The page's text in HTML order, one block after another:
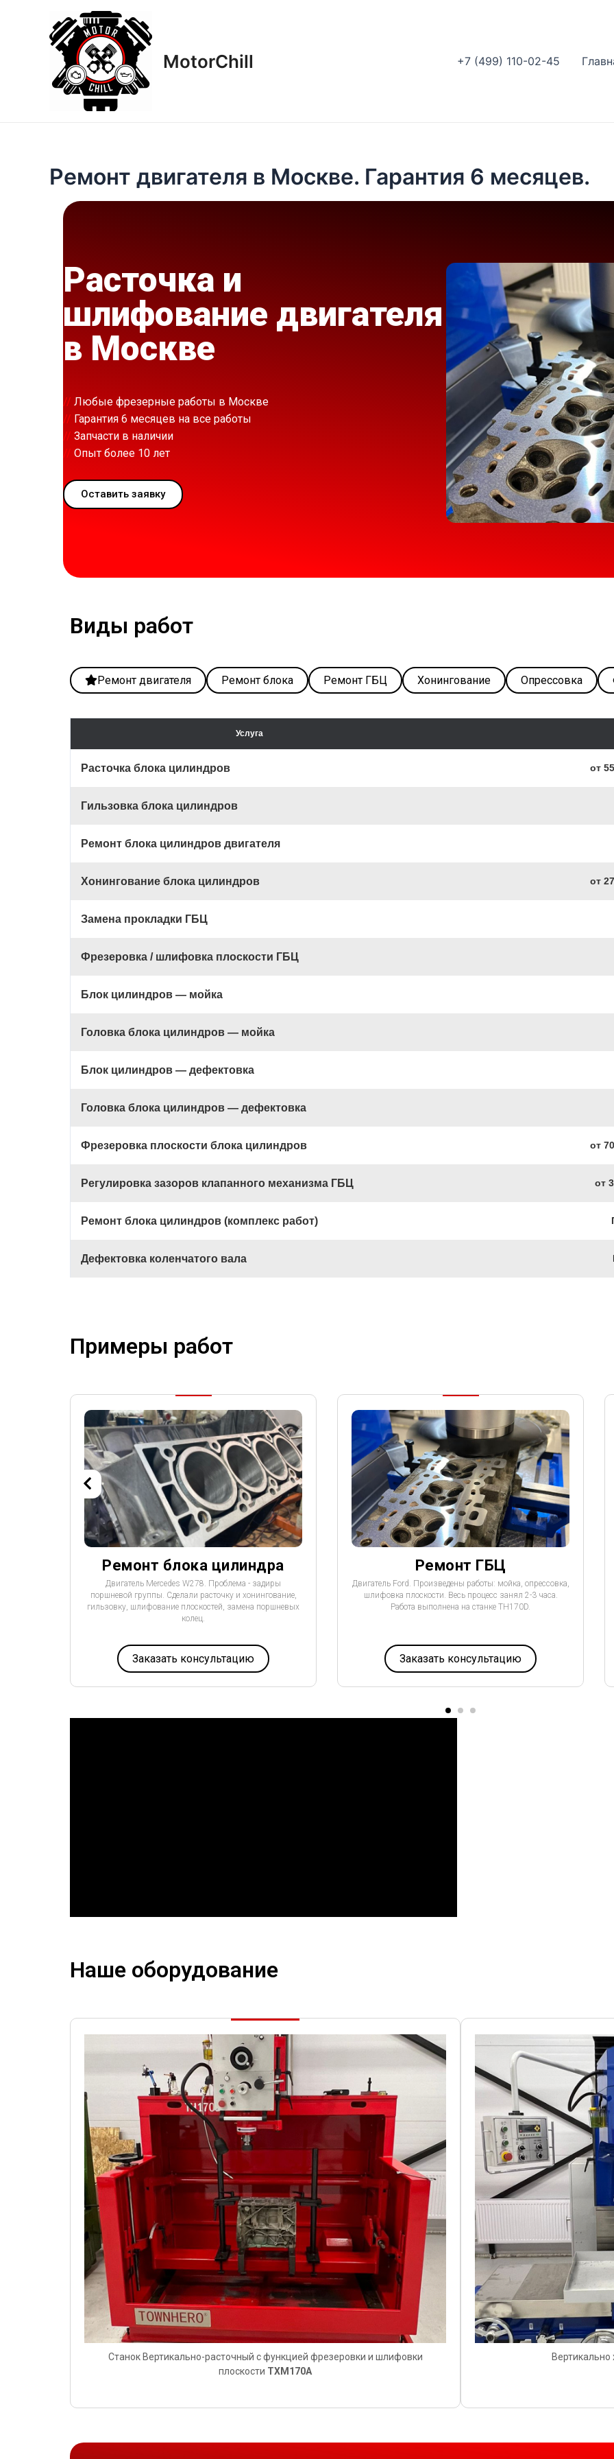
содержимому
MotorСhill +7 (499) 110-02-45
Ремонт двигателя в Москве. Гарантия 6 месяцев.
Расточка и
шлифование двигателя
в Москве
// Любые фрезерные работы в Москве
// Гарантия 6 месяцев на все работы
// Запчасти в наличии
// Опыт более 10 лет
Оставить заявку
Виды работ​
Ремонт двигателя Ремонт блока Ремонт ГБЦ Хонингование Опрессовка
Услуга
Расточка блока цилиндров от
Гильзовка блока цилиндров
Ремонт блока цилиндров двигателя
Хонингование блока цилиндров от
Замена прокладки ГБЦ
Фрезеровка / шлифовка плоскости ГБЦ
Блок цилиндров — мойка
Головка блока цилиндров — мойка
Блок цилиндров — дефектовка
Головка блока цилиндров — дефектовка
Фрезеровка плоскости блока цилиндров от
Регулировка зазоров клапанного механизма ГБЦ от
Ремонт блока цилиндров (комплекс работ)
Дефектовка коленчатого вала
Примеры работ
Ремонт блока цилиндра
Двигатель Mercedes W278. Проблема - задиры
поршневой группы. Сделали расточку и хонингование,
гильзовку, шлифование плоскостей, замена поршневых
колец.
Заказать консультацию
Ремонт ГБЦ
Двигатель Ford. Произведены работы: мойка, опрессовка,
шлифовка плоскости. Весь процесс занял 2-3 часа.
Работа выполнена на станке TH170D.
Заказать консультацию
Наше оборудование
Станок Вертикально-расточный с функцией фрезеровки и шлифовки
плоскости TXM170A
Вертикально